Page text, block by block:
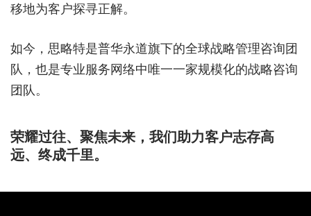
移地为客户探寻正解。
如今，思略特是普华永道旗下的全球战略管理咨询团
队，也是专业服务网络中唯一一家规模化的战略咨询
团队。
荣耀过往、聚焦未来，我们助力客户志存高
远、终成千里。